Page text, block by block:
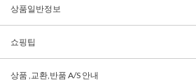
상품일반정보
쇼핑팁
상품 ,교환,반품 A/S 안내